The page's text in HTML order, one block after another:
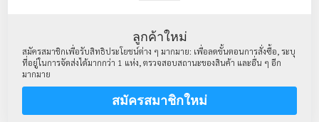
ลูกค้าใหม่
สมัครสมาชิกเพื่อรับสิทธิประโยชน์ต่าง ๆ มากมาย: เพื่อลดขั้นตอนการสั่งซื้อ, ระบุ
ที่อยู่ในการจัดส่งได้มากกว่า 1 แห่ง, ตรวจสอบสถานะของสินค้า และอื่น ๆ อีก
มากมาย
สมัครสมาชิกใหม่